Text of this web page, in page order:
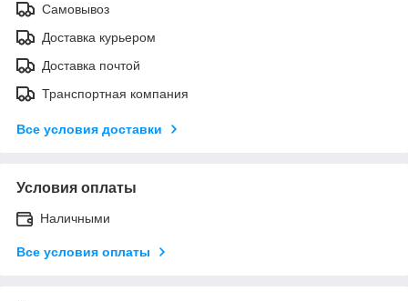
Самовывоз
Доставка курьером
Доставка почтой
Транспортная компания
Все условия доставки
Условия оплаты
Наличными
Все условия оплаты